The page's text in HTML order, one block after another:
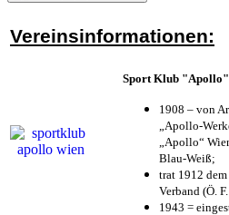
Vereinsinformationen:
Sport Klub
1908 – von
„Apollo-
„Apollo“
Blau-Weiß;
trat 1912
Verband (Ö.
1943 =